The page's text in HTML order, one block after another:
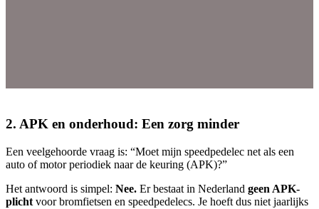
2. APK en onderhoud: Een zorg minder
Een veelgehoorde vraag is: “Moet mijn speedpedelec net als een
auto of motor periodiek naar de keuring (APK)?”
Het antwoord is simpel: Nee. Er bestaat in Nederland geen APK-
plicht voor bromfietsen en speedpedelecs. Je hoeft dus niet jaarlijks